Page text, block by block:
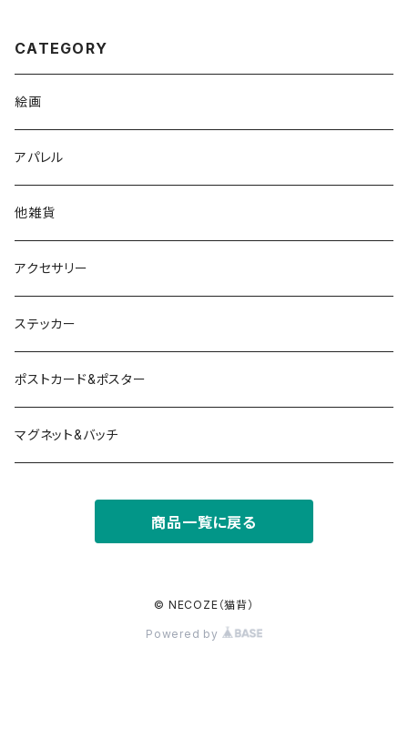
CATEGORY
絵画
アパレル
他雑貨
アクセサリー
ステッカー
ポストカード&ポスター
マグネット&バッチ
商品一覧に戻る
© NECOZE（猫背）
Powered by